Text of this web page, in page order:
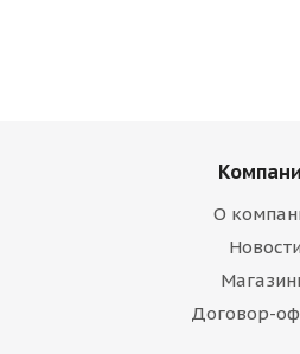
О
Новости
Договор-